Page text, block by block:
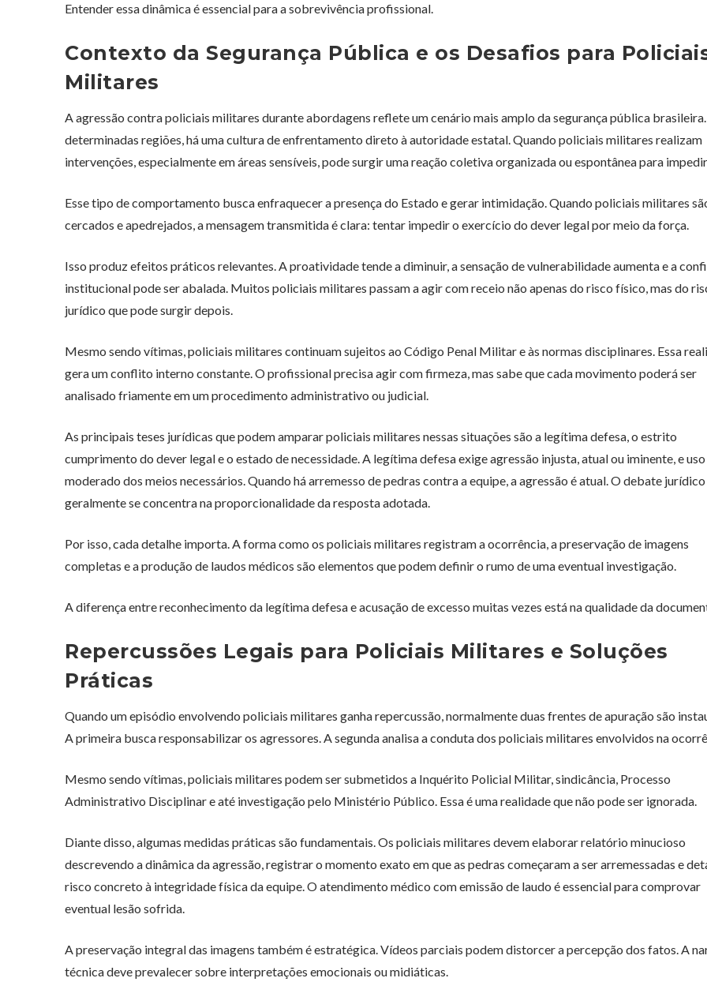
Entender essa dinâmica é essencial para a sobrevivência profissional.
Contexto da Segurança Pública e os Desafios para
Militares
A agressão contra policiais militares durante abordagens reflete um cenário mais amplo da segurança pública
determinadas regiões, há uma cultura de enfrentamento direto à autoridade estatal. Quando policiais militares realizam
intervenções, especialmente em áreas sensíveis, pode surgir uma reação coletiva organizada ou espontânea para
Esse tipo de comportamento busca enfraquecer a presença do Estado e gerar intimidação. Quando policiais militares
cercados e apedrejados, a mensagem transmitida é clara: tentar impedir o exercício do dever legal por meio da força.
Isso produz efeitos práticos relevantes. A proatividade tende a diminuir, a sensação de vulnerabilidade aumenta e a
institucional pode ser abalada. Muitos policiais militares passam a agir com receio não apenas do risco físico, mas do
jurídico que pode surgir depois.
Mesmo sendo vítimas, policiais militares continuam sujeitos ao Código Penal Militar e às normas disciplinares. Essa
gera um conflito interno constante. O profissional precisa agir com firmeza, mas sabe que cada movimento poderá ser
analisado friamente em um procedimento administrativo ou judicial.
As principais teses jurídicas que podem amparar policiais militares nessas situações são a legítima defesa, o estrito
cumprimento do dever legal e o estado de necessidade. A legítima defesa exige agressão injusta, atual ou iminente, e uso
moderado dos meios necessários. Quando há arremesso de pedras contra a equipe, a agressão é atual. O debate jurídico
geralmente se concentra na proporcionalidade da resposta adotada.
Por isso, cada detalhe importa. A forma como os policiais militares registram a ocorrência, a preservação de imagens
completas e a produção de laudos médicos são elementos que podem definir o rumo de uma eventual investigação.
A diferença entre reconhecimento da legítima defesa e acusação de excesso muitas vezes está na qualidade da
Repercussões Legais para Policiais Militares e Soluções
Práticas
Quando um episódio envolvendo policiais militares ganha repercussão, normalmente duas frentes de apuração são
A primeira busca responsabilizar os agressores. A segunda analisa a conduta dos policiais militares envolvidos na
Mesmo sendo vítimas, policiais militares podem ser submetidos a Inquérito Policial Militar, sindicância, Processo
Administrativo Disciplinar e até investigação pelo Ministério Público. Essa é uma realidade que não pode ser ignorada.
Diante disso, algumas medidas práticas são fundamentais. Os policiais militares devem elaborar relatório minucioso
descrevendo a dinâmica da agressão, registrar o momento exato em que as pedras começaram a ser arremessadas e
risco concreto à integridade física da equipe. O atendimento médico com emissão de laudo é essencial para comprovar
eventual lesão sofrida.
A preservação integral das imagens também é estratégica. Vídeos parciais podem distorcer a percepção dos fatos. A
técnica deve prevalecer sobre interpretações emocionais ou midiáticas.